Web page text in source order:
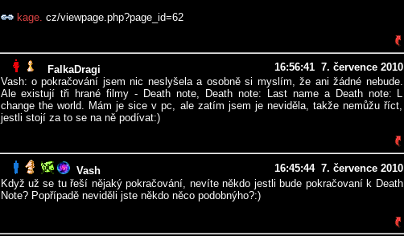
kage. cz/viewpage.php?page_id=62
FalkaDragi
16:56:41 7. července 2010
Vash: o pokračování jsem nic neslyšela a osobně si myslím, že ani žádné nebude.
Ale existují tři hrané filmy - Death note, Death note: Last name a Death note: L
change the world. Mám je sice v pc, ale zatím jsem je neviděla, takže nemůžu říct,
jestli stojí za to se na ně podívat:)
Vash
16:45:44 7. července 2010
Když už se tu řeší nějaký pokračování, nevíte někdo jestli bude pokračovaní k Death
Note? Popřípadě neviděli jste někdo něco podobnýho?:)